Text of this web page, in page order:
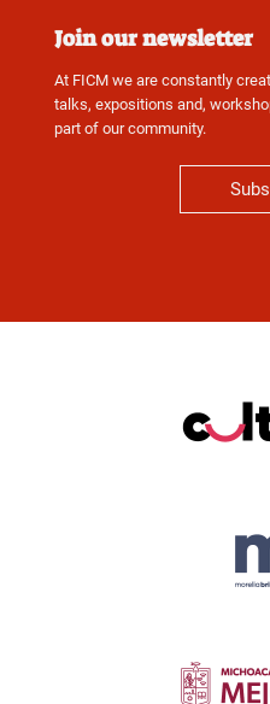
Join our newsletter
At FICM we are constantly
talks, expositions and,
part of our community.